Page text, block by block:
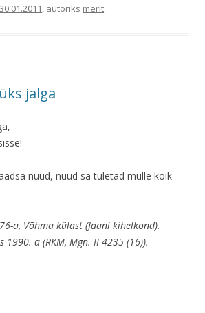
30.01.2011, autoriks merit.
jalga
nüüd, nüüd sa tuletad mulle kõik
a, Võhma külast (Jaani kihelkond).
1990. a (RKM, Mgn. II 4235 (16)).